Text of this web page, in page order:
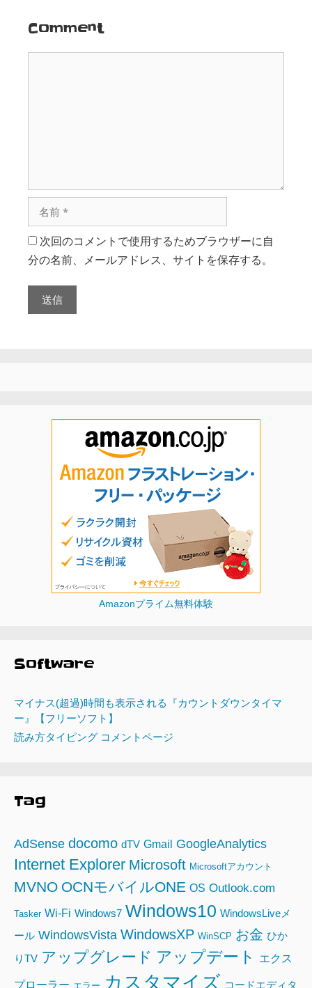
Comment
次回のコメントで使用するためブラウザーに自
分の名前、メールアドレス、サイトを保存する。
Amazonプライム無料体験
Software
マイナス(超過)時間も表示される『カウントダウンタイマ
ー』【フリーソフト】
読み方タイピング コメントページ
Tag
AdSense docomo dTV Gmail GoogleAnalytics
Internet Explorer Microsoft Microsoftアカウント
MVNO OCNモバイルONE OS Outlook.com
Tasker Wi-Fi Windows7 Windows10 WindowsLiveメ
ール WindowsVista WindowsXP WinSCP お金 ひか
りTV アップグレード アップデート エクス
プローラー エラー カスタマイズ コードエディタ